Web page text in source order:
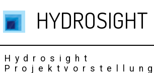
HYDROSIGHT
Hydrosight
Projektvorstellung